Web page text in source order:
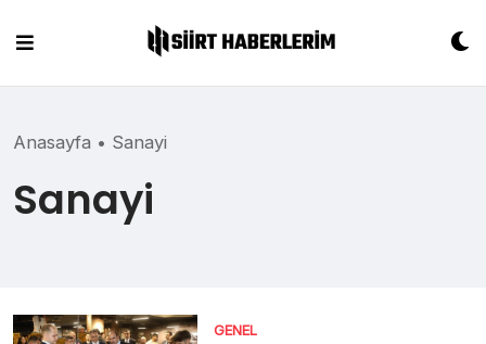
content
Anasayfa • Sanayi
Sanayi
GENEL